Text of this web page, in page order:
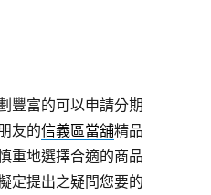
豐富的可以申請分期
友的信義區當舖精品
重地選擇合適的商品
定提出之疑問您要的